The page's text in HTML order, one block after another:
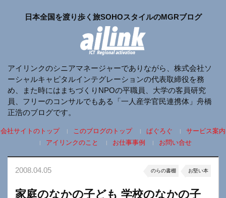
日本全国を渡り歩く旅SOHOスタイルのMGRブログ
アイリンクのシニアマネージャーでありながら、株式会社ソ
ーシャルキャピタルインテグレーションの代表取締役を務
め、また時にはまちづくりNPOの平職員、大学の客員研究
員、フリーのコンサルでもある「一人産学官民連携体」舟橋
正浩のブログです。
会社サイトのトップ このブログのトップ ぱぐろぐ
サービス案内
アイリンクのこと
お仕事事例 お問い合せ
2008.04.05 のらの書棚 お堅い本
家庭のなかの子ども 学校のなかの子